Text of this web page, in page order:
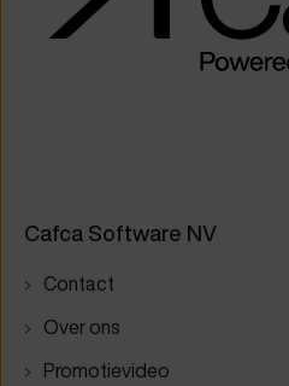
Cafca Software NV
Contact
Over ons
Promotievideo